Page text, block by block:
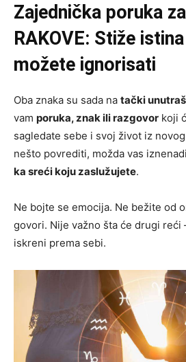
Zajednička poruka
RAKOVE: Stiže
možete ignorisati
Oba znaka su sada na tački
vam poruka, znak ili razgovor koji
sagledate sebe i svoj život iz
nešto povrediti, možda vas
ka sreći koju zaslužujete.
Ne bojte se emocija. Ne bežite od
govori. Nije važno šta će drugi reći
iskreni prema sebi.